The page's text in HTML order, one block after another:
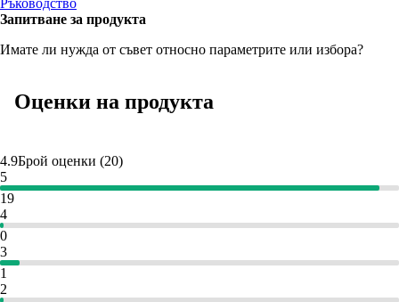
Ръководство
Запитване за продукта
Имате ли нужда от съвет относно параметрите или избора?
Оценки на продукта
4.9Брой оценки (20)
5
19
4
0
3
1
2